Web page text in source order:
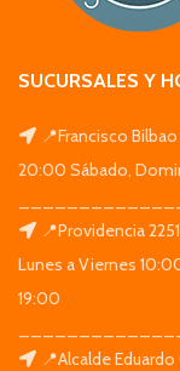
SUCURSALES Y
📍Francisco
20:00 Sábado,
📍Providencia
Lunes a Viernes
19:00
📍Alcalde